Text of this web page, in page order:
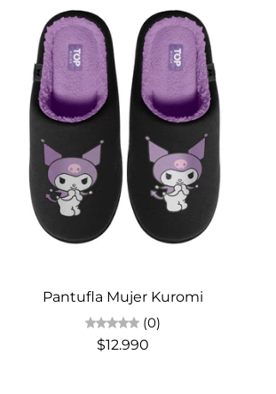
Pantufla Mujer Kuromi
(0)
$12.990